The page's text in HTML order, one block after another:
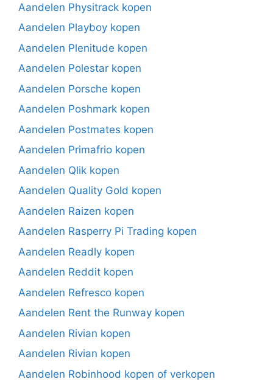
Aandelen Physitrack kopen
Aandelen Playboy kopen
Aandelen Plenitude kopen
Aandelen Polestar kopen
Aandelen Porsche kopen
Aandelen Poshmark kopen
Aandelen Postmates kopen
Aandelen Primafrio kopen
Aandelen Qlik kopen
Aandelen Quality Gold kopen
Aandelen Raizen kopen
Aandelen Rasperry Pi Trading kopen
Aandelen Readly kopen
Aandelen Reddit kopen
Aandelen Refresco kopen
Aandelen Rent the Runway kopen
Aandelen Rivian kopen
Aandelen Rivian kopen
Aandelen Robinhood kopen of verkopen